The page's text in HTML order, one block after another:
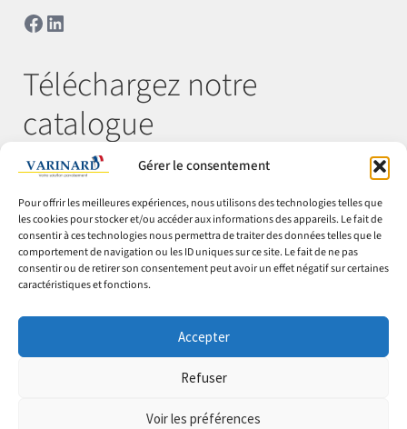
Gérer le consentement
Pour offrir les meilleures expériences, nous utilisons des technologies telles que
les cookies pour stocker et/ou accéder aux informations des appareils. Le fait de
consentir à ces technologies nous permettra de traiter des données telles que le
comportement de navigation ou les ID uniques sur ce site. Le fait de ne pas
consentir ou de retirer son consentement peut avoir un effet négatif sur certaines
caractéristiques et fonctions.
Accepter
Refuser
Voir les préférences
Facebook
LinkedIn
Téléchargez notre
catalogue
© Varinard 2026